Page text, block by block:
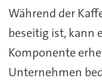
Während der
beseitig ist, kann
Komponente
Unternehmen